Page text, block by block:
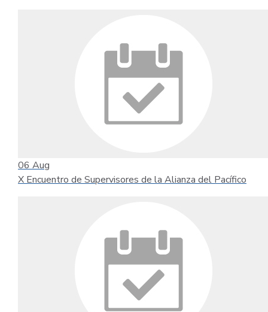
06 Aug
X Encuentro de Supervisores de la Alianza del Pacífico